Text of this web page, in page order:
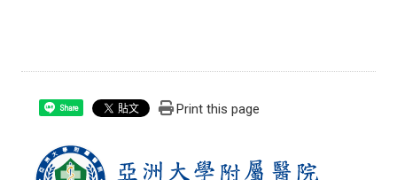
Share Print this page